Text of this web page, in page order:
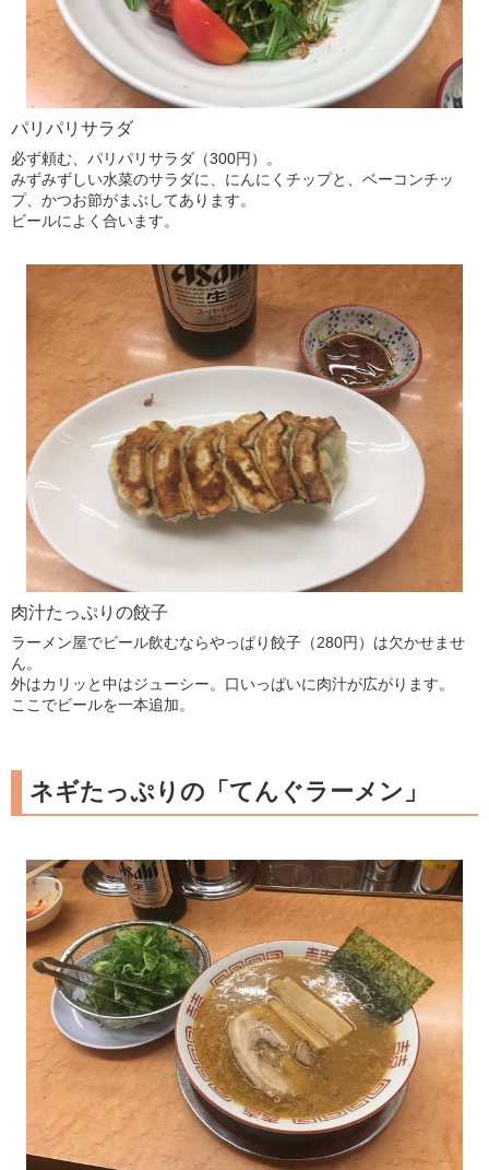
パリパリサラダ
必ず頼む、パリパリサラダ（300円）。
みずみずしい水菜のサラダに、にんにくチップと、ベーコンチッ
プ、かつお節がまぶしてあります。
ビールによく合います。
肉汁たっぷりの餃子
ラーメン屋でビール飲むならやっぱり餃子（280円）は欠かせませ
ん。
外はカリッと中はジューシー。口いっぱいに肉汁が広がります。
ここでビールを一本追加。
ネギたっぷりの「てんぐラーメン」